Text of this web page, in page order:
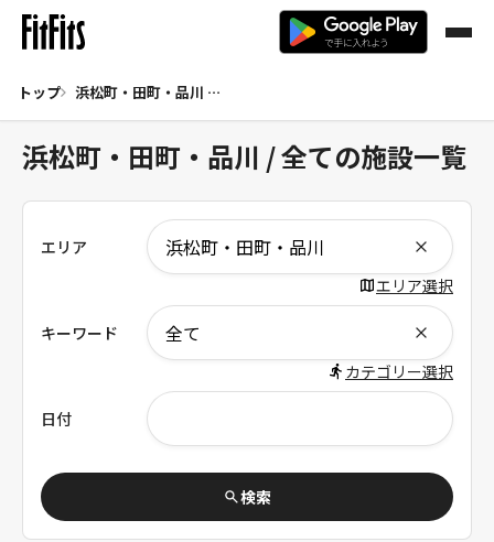
トップ 浜松町・田町・品川 全て
浜松町・田町・品川 / 全ての施設一覧
エリア
エリア選択
キーワード
カテゴリー選択
日付
検索